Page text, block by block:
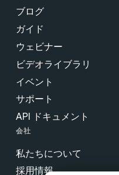
ブログ
ガイド
ウェビナー
ビデオライブラリ
イベント
サポート
API ドキュメント
会社
私たちについて
採用情報